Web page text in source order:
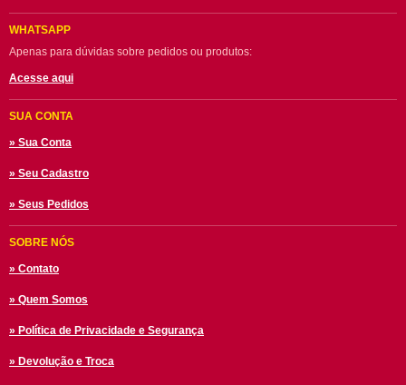
WHATSAPP
Apenas para dúvidas sobre pedidos ou produtos:
Acesse aqui
SUA CONTA
» Sua Conta
» Seu Cadastro
» Seus Pedidos
SOBRE NÓS
» Contato
» Quem Somos
» Política de Privacidade e Segurança
» Devolução e Troca